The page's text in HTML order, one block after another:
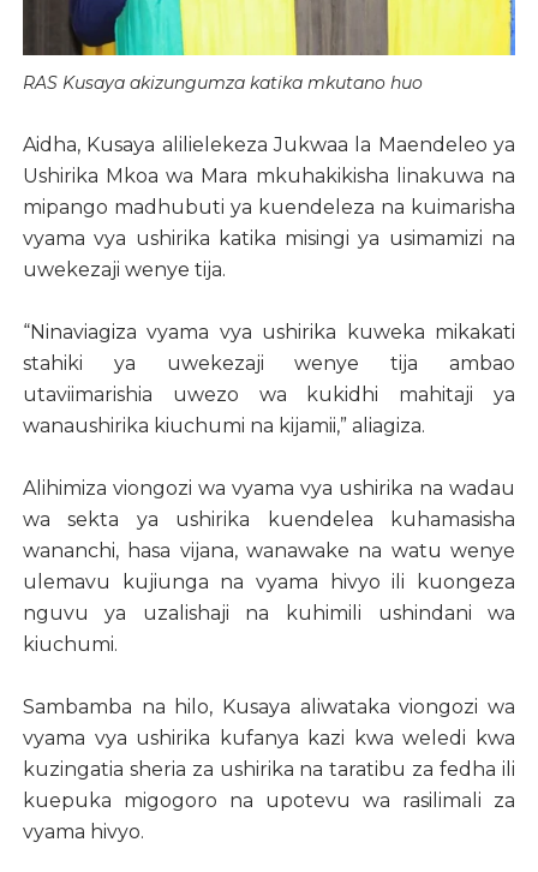
RAS Kusaya akizungumza katika mkutano huo
Aidha, Kusaya alilielekeza Jukwaa la Maendeleo ya
Ushirika Mkoa wa Mara mkuhakikisha linakuwa na
mipango madhubuti ya kuendeleza na kuimarisha
vyama vya ushirika katika misingi ya usimamizi na
uwekezaji wenye tija.
“Ninaviagiza vyama vya ushirika kuweka mikakati
stahiki ya uwekezaji wenye tija ambao
utaviimarishia uwezo wa kukidhi mahitaji ya
wanaushirika kiuchumi na kijamii,” aliagiza.
Alihimiza viongozi wa vyama vya ushirika na wadau
wa sekta ya ushirika kuendelea kuhamasisha
wananchi, hasa vijana, wanawake na watu wenye
ulemavu kujiunga na vyama hivyo ili kuongeza
nguvu ya uzalishaji na kuhimili ushindani wa
kiuchumi.
Sambamba na hilo, Kusaya aliwataka viongozi wa
vyama vya ushirika kufanya kazi kwa weledi kwa
kuzingatia sheria za ushirika na taratibu za fedha ili
kuepuka migogoro na upotevu wa rasilimali za
vyama hivyo.